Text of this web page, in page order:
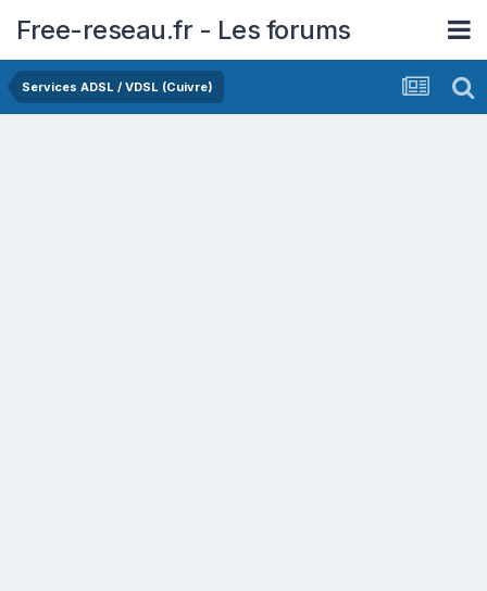
Free-reseau.fr - Les forums
Services ADSL / VDSL (Cuivre)